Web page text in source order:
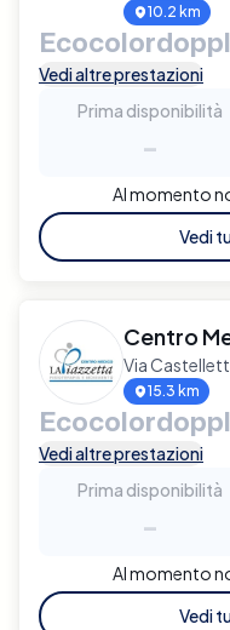
10.2 km
Vedi altre prestazioni
Prima disponibilità
-
Al momento
Vedi
Centro
Via
15.3 km
Vedi altre prestazioni
Prima disponibilità
-
Al momento
Vedi